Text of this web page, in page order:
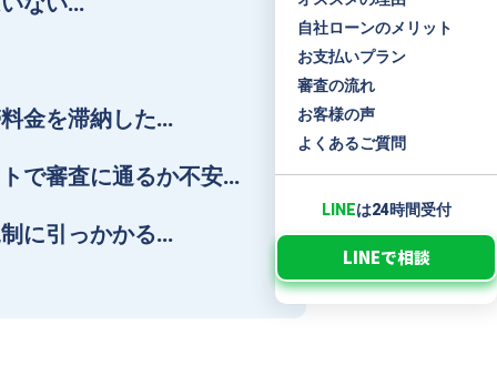
金を滞納した…
で審査に通るか不安…
に引っかかる…
自社ローンのメリット
お支払いプラン
審査の流れ
お客様の声
よくあるご質問
LINEは24時間受付
LINEで相談